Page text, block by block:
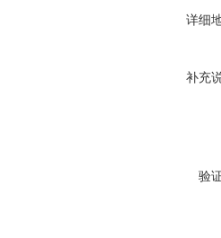
详细
补充
验